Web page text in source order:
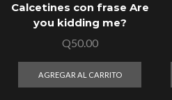
Calcetines con frase Are
you kidding me?
Q50.00
AGREGAR AL CARRITO